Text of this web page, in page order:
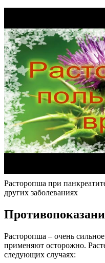
Расторопша при
других заболеваниях
Расторопша – очень
применяют осторожно.
следующих случаях: